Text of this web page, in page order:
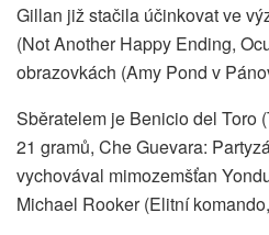
Gillan již stačila účinkovat ve
(Not Another Happy Ending,
obrazovkách (Amy Pond v
Sběratelem je Benicio del Toro
21 gramů, Che Guevara:
vychovával mimozemšťan
Michael Rooker (Elitní